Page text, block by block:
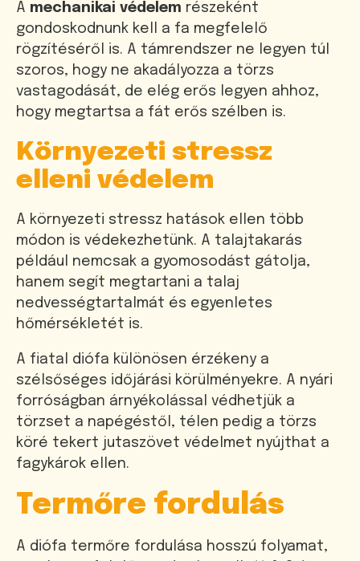
A mechanikai védelem részeként
gondoskodnunk kell a fa megfelelő
rögzítéséről is. A támrendszer ne legyen túl
szoros, hogy ne akadályozza a törzs
vastagodását, de elég erős legyen ahhoz,
hogy megtartsa a fát erős szélben is.
Környezeti stressz
elleni védelem
A környezeti stressz hatások ellen több
módon is védekezhetünk. A talajtakarás
például nemcsak a gyomosodást gátolja,
hanem segít megtartani a talaj
nedvességtartalmát és egyenletes
hőmérsékletét is.
A fiatal diófa különösen érzékeny a
szélsőséges időjárási körülményekre. A nyári
forróságban árnyékolással védhetjük a
törzset a napégéstől, télen pedig a törzs
köré tekert jutaszövet védelmet nyújthat a
fagykárok ellen.
Termőre fordulás
A diófa termőre fordulása hosszú folyamat,